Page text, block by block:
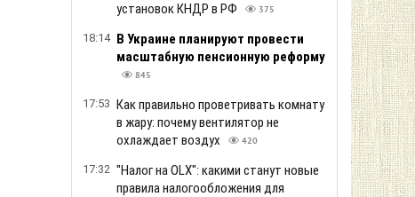
установок КНДР в РФ
375
18:14 В Украине планируют провести
масштабную пенсионную реформу
845
17:53 Как правильно проветривать комнату
в жару: почему вентилятор не
охлаждает воздух
420
17:32 "Налог на OLX": какими станут новые
правила налогообложения для